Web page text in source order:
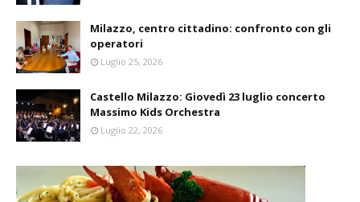
Milazzo, centro cittadino: confronto con gli
operatori
Luglio 25, 2026
Castello Milazzo: Giovedì 23 luglio concerto
Massimo Kids Orchestra
Luglio 22, 2026